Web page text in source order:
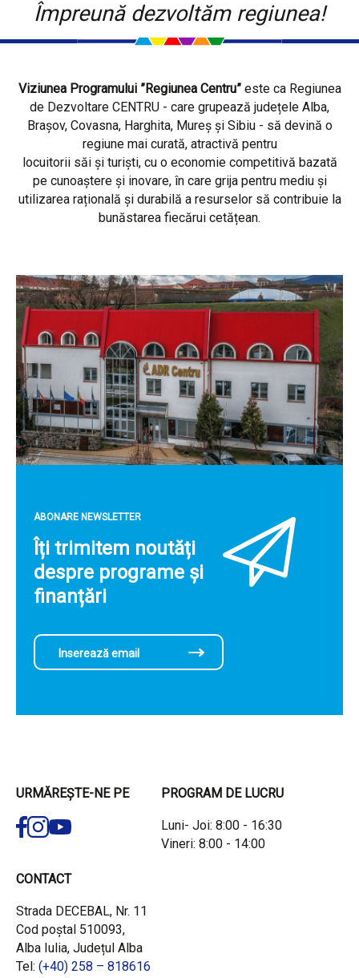
Împreună dezvoltăm regiunea!
Viziunea Programului ”Regiunea Centru”este ca Regiunea
de Dezvoltare CENTRU - care grupează județele Alba,
Brașov, Covasna, Harghita, Mureș și Sibiu - să devină o
regiune mai curată, atractivă pentru
locuitorii săi și turiști, cu o economie competitivă bazată
pe cunoaștere și inovare, în care grija pentru mediu și
utilizarea rațională și durabilă a resurselor să contribuie la
bunăstarea fiecărui cetățean.
ABONARE NEWSLETTER
Îți trimitem noutăți
despre programe și
finanțări
URMĂREȘTE-NE PE PROGRAM DE LUCRU
Luni- Joi: 8:00 - 16:30
Vineri: 8:00 - 14:00
CONTACT
Strada DECEBAL, Nr. 11
Cod poștal 510093,
Alba Iulia, Județul Alba
Tel: (+40) 258 – 818616